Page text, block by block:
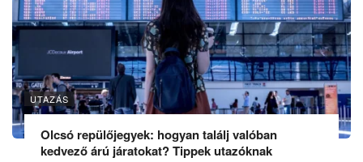
UTAZÁS
Olcsó repülőjegyek: hogyan találj valóban
kedvező árú járatokat? Tippek utazóknak